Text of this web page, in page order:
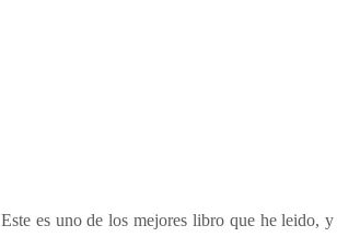
n
Este es uno de los mejores libro que he leido,